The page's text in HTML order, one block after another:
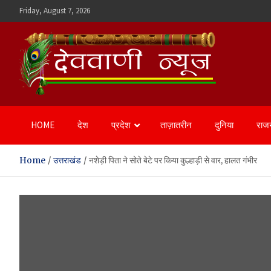
to
content
Friday, August 7, 2026
Devvani News Portal
HOME देश प्रदेश ताज़ातरीन दुनिया
Home उत्तराखंड नशेड़ी पिता ने सोते बेटे पर किया कुल्हाड़ी से वार, हालत गंभीर